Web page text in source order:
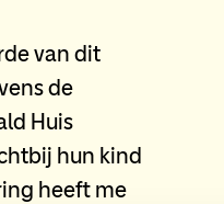
van dit
de
Huis
hun kind
heeft me